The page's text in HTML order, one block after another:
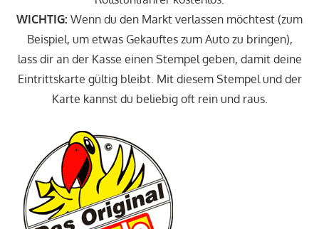
WICHTIG: Wenn du den Markt verlassen möchtest (zum
Beispiel, um etwas Gekauftes zum Auto zu bringen),
lass dir an der Kasse einen Stempel geben, damit deine
Eintrittskarte gültig bleibt. Mit diesem Stempel und der
Karte kannst du beliebig oft rein und raus.